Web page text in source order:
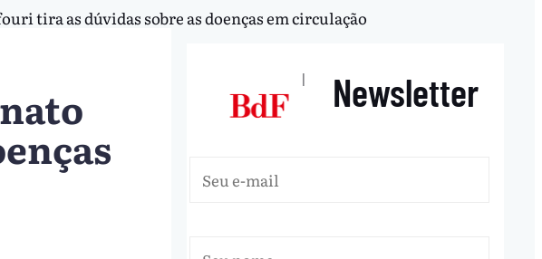
tira as dúvidas sobre as doenças em circulação
| Newsletter